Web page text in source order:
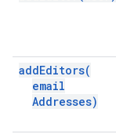
addEditors(
email
Addresses)